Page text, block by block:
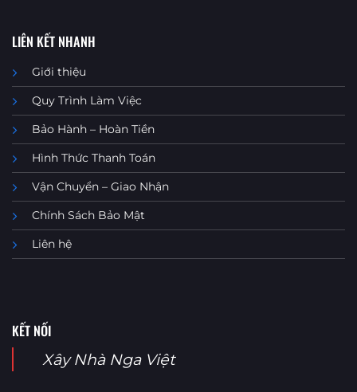
LIÊN KẾT NHANH
Giới thiệu
Quy Trình Làm Việc
Bảo Hành – Hoàn Tiền
Hình Thức Thanh Toán
Vận Chuyển – Giao Nhận
Chính Sách Bảo Mật
Liên hệ
KẾT NỐI
Xây Nhà Nga Việt